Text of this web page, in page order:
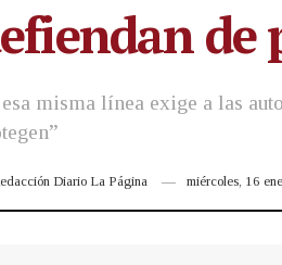
de
misma línea exige a las
Diario La Página miércoles, 16